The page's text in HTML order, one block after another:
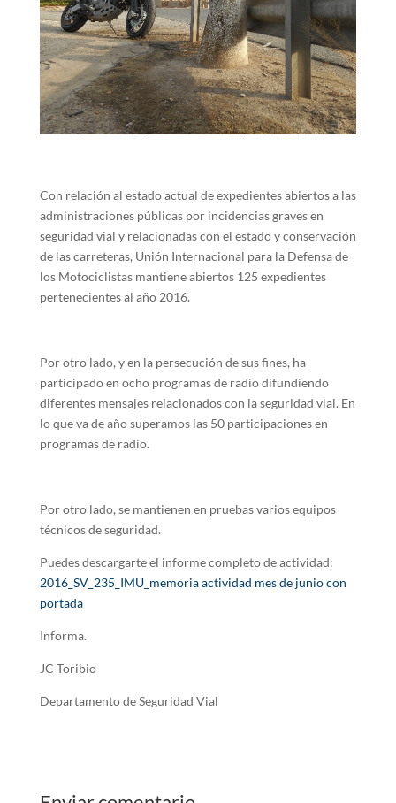
Con relación al estado actual de expedientes abiertos a las
administraciones públicas por incidencias graves en
seguridad vial y relacionadas con el estado y conservación
de las carreteras, Unión Internacional para la Defensa de
los Motociclistas mantiene abiertos 125 expedientes
pertenecientes al año 2016.
Por otro lado, y en la persecución de sus fines, ha
participado en ocho programas de radio difundiendo
diferentes mensajes relacionados con la seguridad vial. En
lo que va de año superamos las 50 participaciones en
programas de radio.
Por otro lado, se mantienen en pruebas varios equipos
técnicos de seguridad.
Puedes descargarte el informe completo de actividad:
2016_SV_235_IMU_memoria actividad mes de junio con
portada
Informa.
JC Toribio
Departamento de Seguridad Vial